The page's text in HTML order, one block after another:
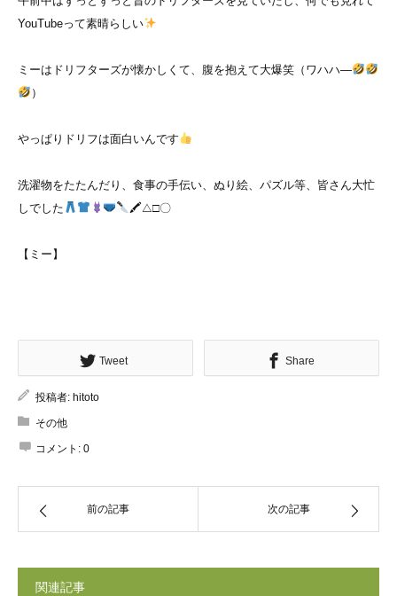
YouTubeって素晴らしい
ミーはドリフターズが懐かしくて、腹を抱えて大爆笑（ワハハ―
）
やっぱりドリフは面白いんです
洗濯物をたたんだり、食事の手伝い、ぬり絵、パズル等、皆さん大忙
しでした
🖍△□〇
【ミー】
Tweet Share
投稿者: hitoto
その他
コメント: 0
前の記事 次の記事
関連記事